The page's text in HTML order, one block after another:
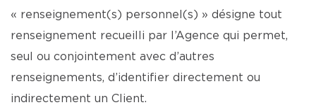
« renseignement(s) personnel(s) » désigne tout
renseignement recueilli par l’Agence qui permet,
seul ou conjointement avec d’autres
renseignements, d’identifier directement ou
indirectement un Client.